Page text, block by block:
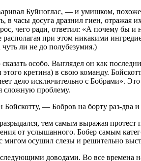
Буйноглас, — и умишком, похоже,
в часы досуга дразнил гиен,
чего ради, ответил: «А почему бы
при этом никакими
ли не до полубезумия.)
особо. Выглядел он как
этого кретина) в свою команду.
дело исключительно с Бобрами».
сложную проблему.
— Бобров на борту раз-два и
тем самым выражая
от услышанного. Бобер самым
мигом осушил слезы и решительно
доводами. Во все времена